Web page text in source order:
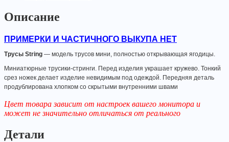
Описание
ПРИМЕРКИ И ЧАСТИЧНОГО ВЫКУПА НЕТ
Трусы String — модель трусов мини, полностью открывающая ягодицы.
Миниатюрные трусики-стринги. Перед изделия украшает кружево. Тонкий
срез ножек делает изделие невидимым под одеждой. Передняя деталь
продублирована хлопком со скрытыми внутренними швами
Цвет товара зависит от настроек вашего монитора и
может не значительно отличаться от реального
Детали